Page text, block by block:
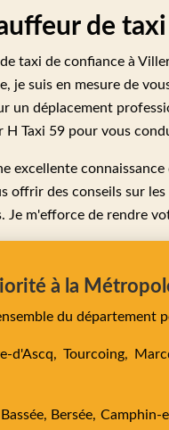
de
taxi de confiance à
je suis en mesure de
un déplacement
H Taxi 59 pour vous
excellente
des conseils sur
Je m'efforce de rendre
à la
du
d'Ascq, Tourcoing,
Bassée, Bersée, Camphin-